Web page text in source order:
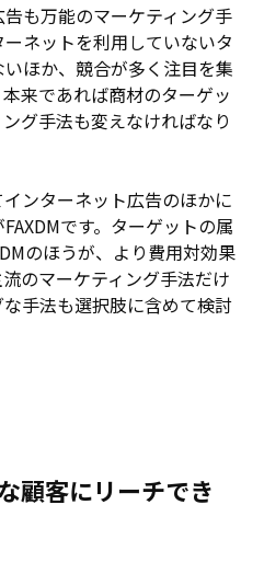
も万能のマーケティング手
ネットを利用していないタ
ほか、競合が多く注目を集
来であれば商材のターゲッ
グ手法も変えなければなり
ンターネット広告のほかに
です。ターゲットの属
のほうが、より費用対効果
のマーケティング手法だけ
手法も選択肢に含めて検討
顧客にリーチでき